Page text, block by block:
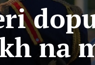
na